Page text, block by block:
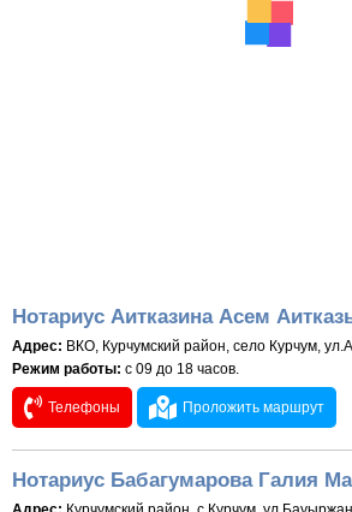
Нотариус Аитказина Асем
Адрес: ВКО, Курчумский район, село Курчум,
Режим работы: c 09 до 18 часов.
Телефоны Проложить маршрут
Нотариус Бабагумарова Галия